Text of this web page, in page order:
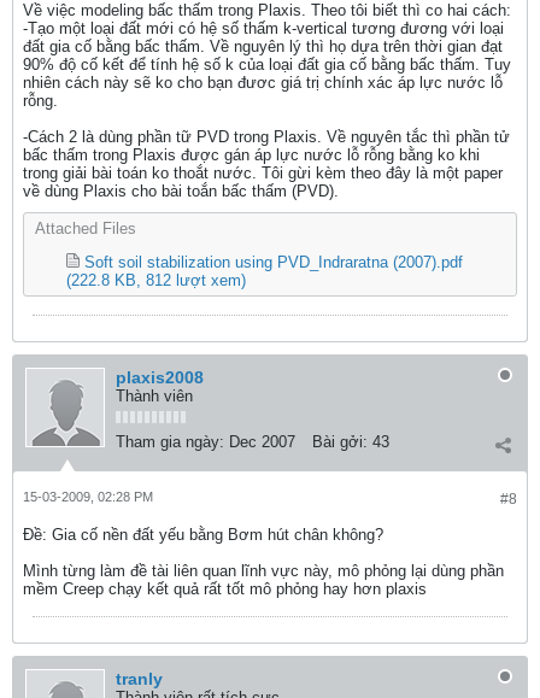
Về việc modeling bấc thấm trong Plaxis. Theo tôi biết thì co hai cách:
-Tạo một loại đất mới có hệ số thấm k-vertical tương đương với loại
đất gia cố bằng bấc thấm. Về nguyên lý thì họ dựa trên thời gian đạt
90% độ cố kết để tính hệ số k của loại đất gia cố bằng bấc thấm. Tuy
nhiên cách này sẽ ko cho bạn đươc giá trị chính xác áp lực nước lỗ
rỗng.
-Cách 2 là dùng phần tữ PVD trong Plaxis. Về nguyên tắc thì phần tử
bấc thấm trong Plaxis được gán áp lực nước lỗ rỗng bằng ko khi
trong giải bài toán ko thoắt nước. Tôi gừi kèm theo đây là một paper
về dùng Plaxis cho bài toắn bấc thấm (PVD).
Attached Files
Soft soil stabilization using PVD_Indraratna (2007).pdf
(222.8 KB, 812 lượt xem)
plaxis2008
Thành viên
Tham gia ngày: Dec 2007 Bài gởi: 43
#8
15-03-2009, 02:28 PM
Ðề: Gia cố nền đất yếu bằng Bơm hút chân không?
Mình từng làm đề tài liên quan lĩnh vực này, mô phỏng lại dùng phần
mềm Creep chạy kết quả rất tốt mô phỏng hay hơn plaxis
tranly